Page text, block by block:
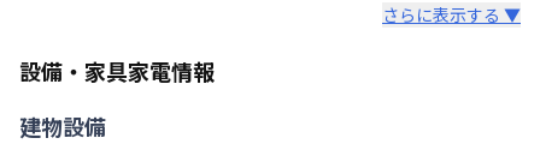
また、お持ち込みいただいた家具や家電はご退去時に
さらに表示する ▼
設備・家具家電情報
建物設備